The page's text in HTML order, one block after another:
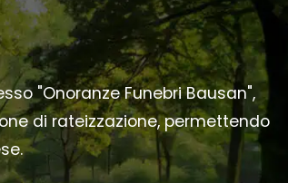
"Onoranze Funebri Bausan",
di rateizzazione, permettendo